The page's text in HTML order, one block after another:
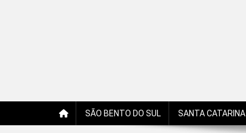
SÃO BENTO DO SUL SANTA CATARINA